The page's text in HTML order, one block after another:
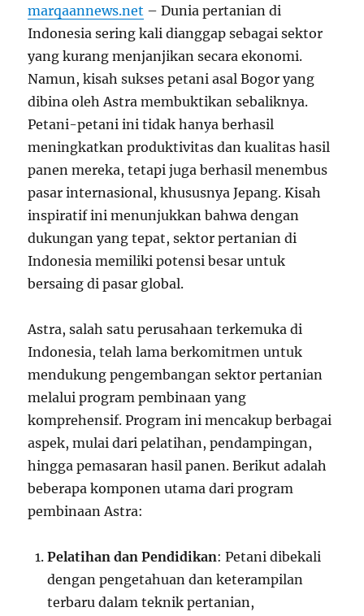
marqaannews.net – Dunia pertanian di
Indonesia sering kali dianggap sebagai sektor
yang kurang menjanjikan secara ekonomi.
Namun, kisah sukses petani asal Bogor yang
dibina oleh Astra membuktikan sebaliknya.
Petani-petani ini tidak hanya berhasil
meningkatkan produktivitas dan kualitas hasil
panen mereka, tetapi juga berhasil menembus
pasar internasional, khususnya Jepang. Kisah
inspiratif ini menunjukkan bahwa dengan
dukungan yang tepat, sektor pertanian di
Indonesia memiliki potensi besar untuk
bersaing di pasar global.
Astra, salah satu perusahaan terkemuka di
Indonesia, telah lama berkomitmen untuk
mendukung pengembangan sektor pertanian
melalui program pembinaan yang
komprehensif. Program ini mencakup berbagai
aspek, mulai dari pelatihan, pendampingan,
hingga pemasaran hasil panen. Berikut adalah
beberapa komponen utama dari program
pembinaan Astra:
Pelatihan dan Pendidikan: Petani dibekali
dengan pengetahuan dan keterampilan
terbaru dalam teknik pertanian,